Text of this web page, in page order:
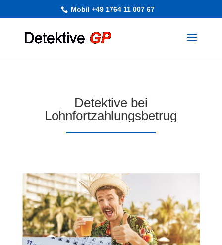
Mobil +49 1764 11 007 67
Detektive bei
Lohnfortzahlungsbetrug